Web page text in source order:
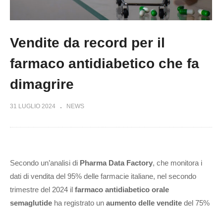
Vendite da record per il
farmaco antidiabetico che fa
dimagrire
31 LUGLIO 2024 NEWS
Secondo un’analisi di Pharma Data Factory, che monitora i
dati di vendita del 95% delle farmacie italiane, nel secondo
trimestre del 2024 il farmaco antidiabetico orale
semaglutide ha registrato un aumento delle vendite del 75%